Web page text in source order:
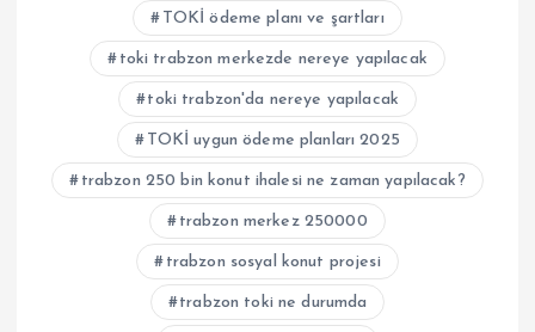
TOKİ ödeme planı ve şartları
toki trabzon merkezde nereye yapılacak
toki trabzon'da nereye yapılacak
TOKİ uygun ödeme planları 2025
trabzon 250 bin konut ihalesi ne zaman yapılacak?
trabzon merkez 250000
trabzon sosyal konut projesi
trabzon toki ne durumda